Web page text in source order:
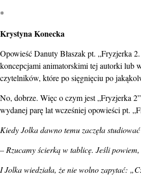
*
Krystyna Konecka
Opowieść Danuty Błaszak pt. „Fryzjerka
koncepcjami animatorskimi tej autorki lub
czytelników, które po sięgnięciu po
No, dobrze. Więc o czym jest „Fryzjerka
wydanej parę lat wcześniej opowieści pt.
Kiedy Jolka dawno temu zaczęła
– Rzucamy ścierką w tablicę. Jeśli
I Jolka wiedziała, że nie wolno zapytać: